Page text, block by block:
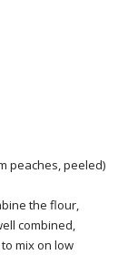
peaches, peeled)
the flour,
combined,
mix on low